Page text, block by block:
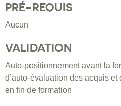
PRÉ-REQUIS
Aucun
VALIDATION
Auto-positionnement avant la
d’auto-évaluation des acquis
en fin de formation